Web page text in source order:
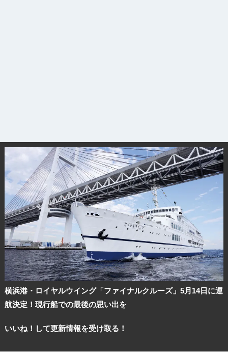
横浜港・ロイヤルウイング「ファイナルクルーズ」5月14日に運
航決定！現行船での最後の思い出を
いいね！して更新情報を受け取る！